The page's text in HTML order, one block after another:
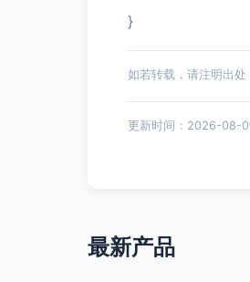
}
如若转载，请注明出
更新时间：2026-08-
最新产品